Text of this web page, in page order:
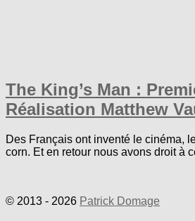
The King’s Man :
Réalisation Matthew
Des Français ont inventé le cinéma,
corn. Et en retour nous avons droit à
© 2013 - 2026 Patrick Domage